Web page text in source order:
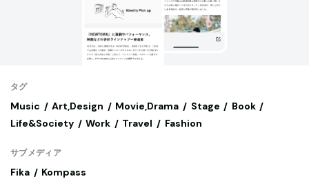
タグ
Music Art,Design Movie,Drama Stage
Book
Life&Society
Work Travel Fashion
サブメディア
Fika Kompass